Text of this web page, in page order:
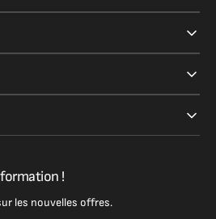
!
les nouvelles offres.